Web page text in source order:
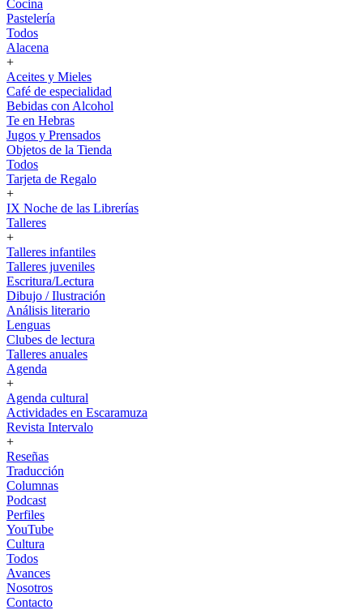
Cocina
Pastelería
Todos
Alacena
+
Aceites y Mieles
Café de especialidad
Bebidas con Alcohol
Te en Hebras
Jugos y Prensados
Objetos de la Tienda
Todos
Tarjeta de Regalo
+
IX Noche de las Librerías
Talleres
+
Talleres infantiles
Talleres juveniles
Escritura/Lectura
Dibujo / Ilustración
Análisis literario
Lenguas
Clubes de lectura
Talleres anuales
Agenda
+
Agenda cultural
Actividades en Escaramuza
Revista Intervalo
+
Reseñas
Traducción
Columnas
Podcast
Perfiles
YouTube
Cultura
Todos
Avances
Nosotros
Contacto